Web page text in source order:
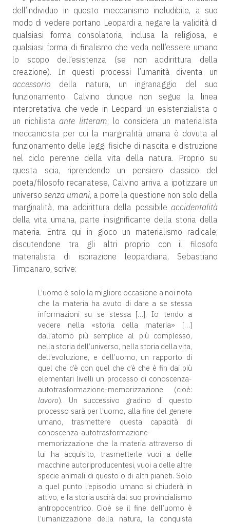
dell’individuo in questo meccanismo ineludibile, a suo
modo di vedere portano Leopardi a negare la validità di
qualsiasi forma consolatoria, inclusa la religiosa, e
qualsiasi forma di finalismo che veda nell’essere umano
lo scopo dell’esistenza (se non addirittura della
creazione). In questi processi l’umanità diventa un
accessorio della natura, un ingranaggio del suo
funzionamento. Calvino dunque non segue la linea
interpretativa che vede in Leopardi un esistenzialista o
un nichilista ante litteram; lo considera un materialista
meccanicista per cui la marginalità umana è dovuta al
funzionamento delle leggi fisiche di nascita e distruzione
nel ciclo perenne della vita della natura. Proprio su
questa scia, riprendendo un pensiero classico del
poeta/filosofo recanatese, Calvino arriva a ipotizzare un
universo senza umani, a porre la questione non solo della
marginalità, ma addirittura della possibile accidentalità
della vita umana, parte insignificante della storia della
materia. Entra qui in gioco un materialismo radicale;
discutendone tra gli altri proprio con il filosofo
materialista di ispirazione leopardiana, Sebastiano
Timpanaro, scrive:
L’uomo è solo la migliore occasione a noi nota
che la materia ha avuto di dare a se stessa
informazioni su se stessa […]. Io tendo a
vedere nella «storia della materia» […]
dall’atomo più semplice al più complesso,
nella storia dell’universo, nella storia della vita,
dell’evoluzione, e dell’uomo, un rapporto di
quel che c’è con quel che c’è che è fin dai più
elementari livelli un processo di conoscenza-
autotrasformazione-memorizzazione (cioè:
lavoro). Un successivo gradino di questo
processo sarà per l’uomo, alla fine del genere
umano, trasmettere questa capacità di
conoscenza-autotrasformazione-
memorizzazione che la materia attraverso di
lui ha acquisito, trasmetterle vuoi a delle
macchine autoriproducentesi, vuoi a delle altre
specie animali di questo o di altri pianeti. Solo
a quel punto l’episodio umano si chiuderà in
attivo, e la storia uscirà dal suo provincialismo
antropocentrico. Cioè se il fine dell’uomo è
l’umanizzazione della natura, la conquista